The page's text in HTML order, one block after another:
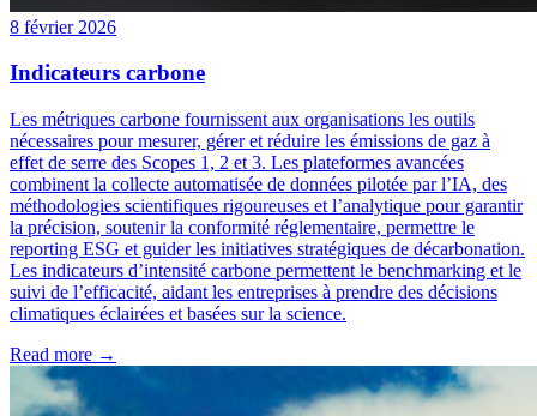
8 février 2026
Indicateurs carbone
Les métriques carbone fournissent aux organisations les outils
nécessaires pour mesurer, gérer et réduire les émissions de gaz à
effet de serre des Scopes 1, 2 et 3. Les plateformes avancées
combinent la collecte automatisée de données pilotée par l’IA, des
méthodologies scientifiques rigoureuses et l’analytique pour garantir
la précision, soutenir la conformité réglementaire, permettre le
reporting ESG et guider les initiatives stratégiques de décarbonation.
Les indicateurs d’intensité carbone permettent le benchmarking et le
suivi de l’efficacité, aidant les entreprises à prendre des décisions
climatiques éclairées et basées sur la science.
Read more →